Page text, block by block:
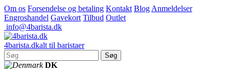
Om os Forsendelse og betaling Kontakt Blog Anmeldelser
Engroshandel Gavekort Tilbud Outlet
info@4barista.dk
4barista.dkalt til baristaer
Søg
DK